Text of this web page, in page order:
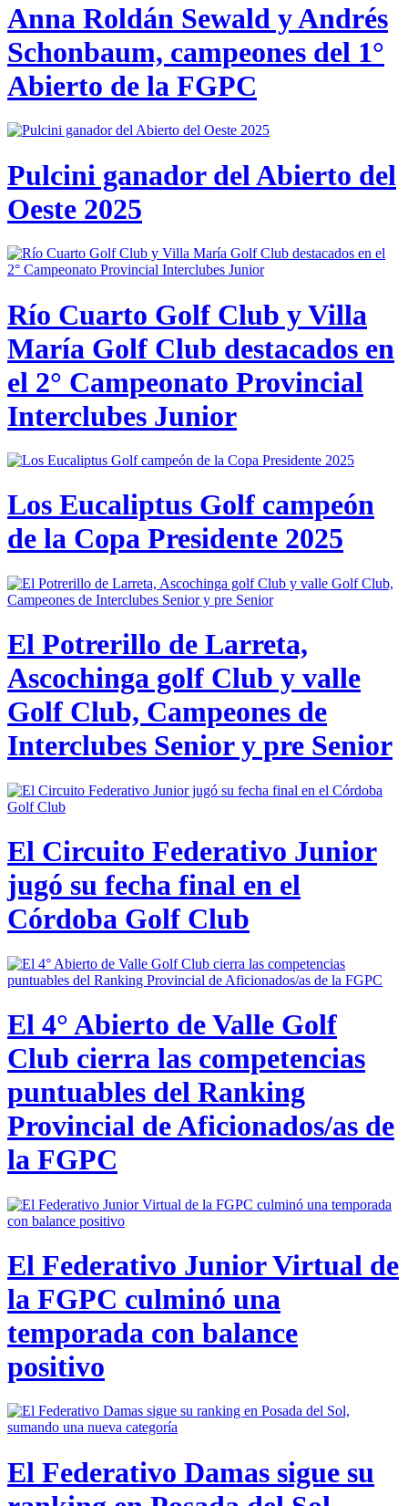
Anna Roldán Sewald y Andrés
Schonbaum, campeones del 1°
Abierto de la FGPC
Pulcini ganador del Abierto del
Oeste 2025
Río Cuarto Golf Club y Villa
María Golf Club destacados en
el 2° Campeonato Provincial
Interclubes Junior
Los Eucaliptus Golf campeón
de la Copa Presidente 2025
El Potrerillo de Larreta,
Ascochinga golf Club y valle
Golf Club, Campeones de
Interclubes Senior y pre Senior
El Circuito Federativo Junior
jugó su fecha final en el
Córdoba Golf Club
El 4° Abierto de Valle Golf
Club cierra las competencias
puntuables del Ranking
Provincial de Aficionados/as de
la FGPC
El Federativo Junior Virtual de
la FGPC culminó una
temporada con balance
positivo
El Federativo Damas sigue su